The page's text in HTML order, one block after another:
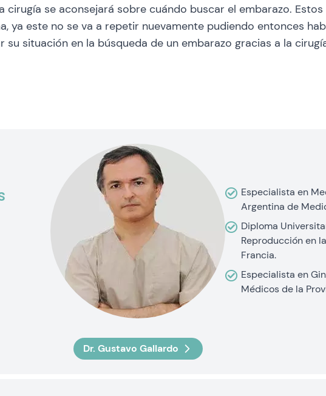
se aconsejará sobre cuándo buscar el embarazo.
ya este no se va a repetir nuevamente pudiendo entonces
su situación en la búsqueda de un embarazo gracias a la
Especialista en
Argentina de
Diploma
Reproducción en
Francia.
Especialista en
Médicos de la
Dr. Gustavo Gallardo